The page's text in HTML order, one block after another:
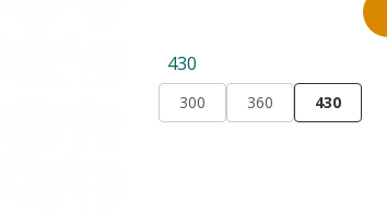
430
300 360 430